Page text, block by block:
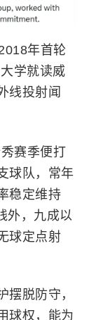
年首轮
学就读威
线投射闻
赛季便打
球队，常年
稳定维持
外，九成以
球定点射
摆脱防守，
球权，能为